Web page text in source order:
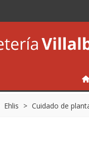
Ehlis > Cuidado de